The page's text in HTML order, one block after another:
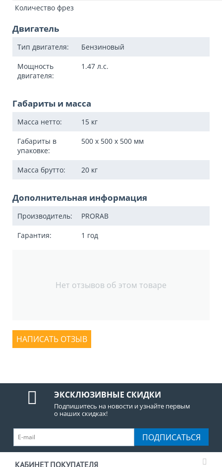
Количество фрез
Двигатель
Тип двигателя: Бензиновый
Мощность
двигателя:
1.47 л.с.
Габариты и масса
Масса нетто: 15 кг
Габариты в
упаковке:
500 x 500 x 500 мм
Масса брутто: 20 кг
Дополнительная информация
Производитель: PRORAB
Гарантия: 1 год
Нет отзывов об этом товаре
НАПИСАТЬ ОТЗЫВ
ЭКСКЛЮЗИВНЫЕ СКИДКИ
Подпишитесь на новости и узнайте первым
о наших скидках!
ПОДПИСАТЬСЯ
КАБИНЕТ ПОКУПАТЕЛЯ